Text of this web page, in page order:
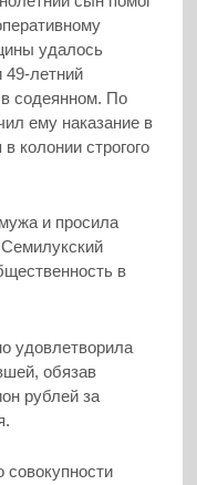
удалось
49-летний
содеянном. По
ему наказание в
колонии строгого
и просила
в
удовлетворила
обязав
рублей за